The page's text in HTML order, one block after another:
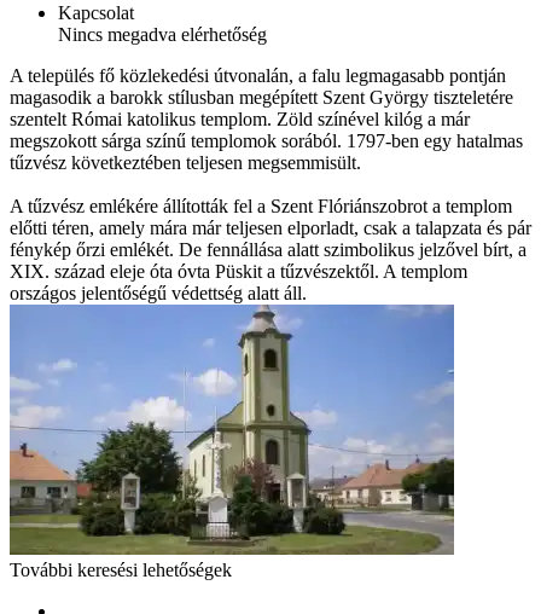
Kapcsolat
Nincs megadva elérhetőség
A település fő közlekedési útvonalán, a falu legmagasabb pontján
magasodik a barokk stílusban megépített Szent György tiszteletére
szentelt Római katolikus templom. Zöld színével kilóg a már
megszokott sárga színű templomok sorából. 1797-ben egy hatalmas
tűzvész következtében teljesen megsemmisült.
A tűzvész emlékére állították fel a Szent Flóriánszobrot a templom
előtti téren, amely mára már teljesen elporladt, csak a talapzata és pár
fénykép őrzi emlékét. De fennállása alatt szimbolikus jelzővel bírt, a
XIX. század eleje óta óvta Püskit a tűzvészektől. A templom
országos jelentőségű védettség alatt áll.
További keresési lehetőségek